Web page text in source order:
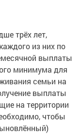
трёх лет,
из них по
выплаты
минимума для
семьи на
выплаты
на территории
чтобы